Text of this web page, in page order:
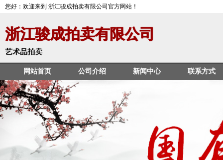
您好：欢迎来到 浙江骏成拍卖有限公司官方网站！
浙江骏成拍卖有限公司
艺术品拍卖
网站首页 公司介绍 新闻中心 联系方式